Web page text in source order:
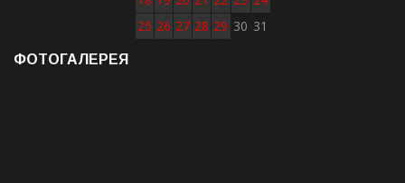
25 26 27 28 29 30 31
ФОТОГАЛЕРЕЯ